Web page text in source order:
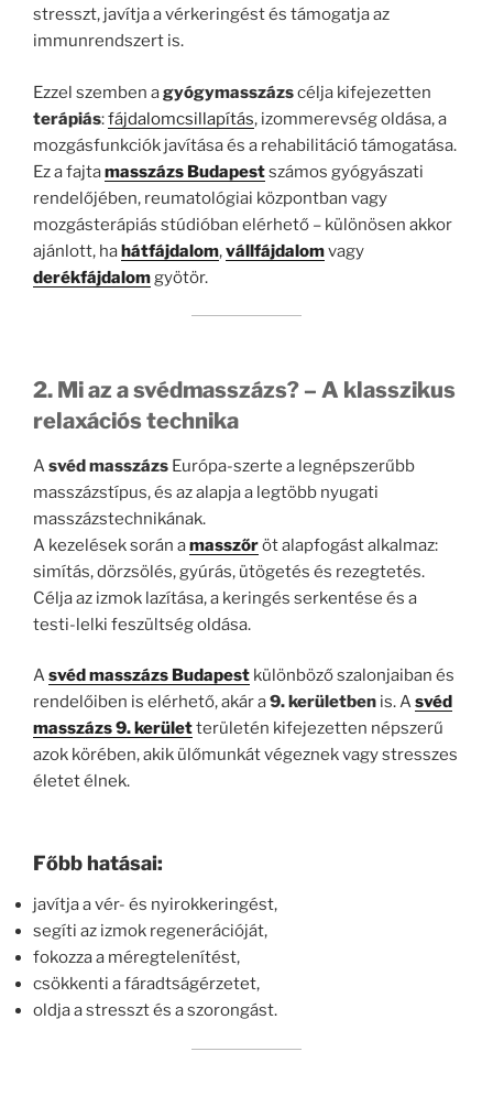
stresszt, javítja a vérkeringést és támogatja az
immunrendszert is.
Ezzel szemben agyógymasszázscélja kifejezetten
terápiás:fájdalomcsillapítás, izommerevség oldása, a
mozgásfunkciók javítása és a rehabilitáció támogatása.
Ez a fajtamasszázs Budapestszámos gyógyászati
rendelőjében, reumatológiai központban vagy
mozgásterápiás stúdióban elérhető – különösen akkor
ajánlott, hahátfájdalom,vállfájdalomvagy
derékfájdalomgyötör.
2. Mi az a svédmasszázs? – A klasszikus
relaxációs technika
Asvéd masszázs Európa-szerte a legnépszerűbb
masszázstípus, és az alapja a legtöbb nyugati
masszázstechnikának.
A kezelések során amasszőröt alapfogást alkalmaz:
simítás, dörzsölés, gyúrás, ütögetés és rezegtetés.
Célja az izmok lazítása, a keringés serkentése és a
testi-lelki feszültség oldása.
Asvéd masszázs Budapest különböző szalonjaiban és
rendelőiben is elérhető, akár a9. kerületben is. Asvéd
masszázs 9. kerületterületén kifejezetten népszerű
azok körében, akik ülőmunkát végeznek vagy stresszes
életet élnek.
Főbb hatásai:
javítja a vér- és nyirokkeringést,
segíti az izmok regenerációját,
fokozza a méregtelenítést,
csökkenti a fáradtságérzetet,
oldja a stresszt és a szorongást.